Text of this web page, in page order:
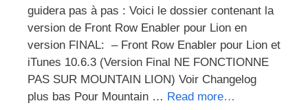
guidera pas à pas : Voici le dossier contenant la
version de Front Row Enabler pour Lion en
version FINAL: – Front Row Enabler pour Lion et
iTunes 10.6.3 (Version Final NE FONCTIONNE
PAS SUR MOUNTAIN LION) Voir Changelog
plus bas Pour Mountain … Read more…